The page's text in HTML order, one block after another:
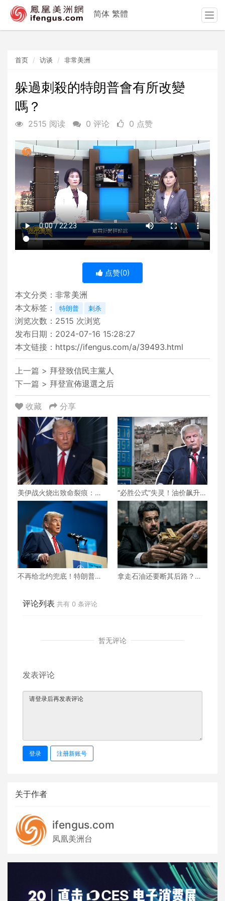
首页 访谈 非常美洲
躲過刺殺的特朗普會有所改變
嗎？
2515 阅读 0 评论 0 点赞
点赞(0)
本文分类： 非常美洲
本文标签：
特朗普 刺杀
浏览次数： 2515 次浏览
发布日期：2024-07-16 15:28:27
本文链接： https://ifengus.com/a/39493.html
上一篇 > 拜登致信民主黨人
下一篇 > 拜登宣佈退選之后
收藏 分享
美伊战火烧出致命裂痕：吕
特低调求和却碰壁，北约正
走向事实性崩塌？
“必胜公式”失灵！油价飙升、
民怨沸腾，美伊之战特朗普
将如何收场？
不再给北约兜底！特朗普对
拿走石油还要断其后路？美
评论列表 共有 0 条评论
暂无评论
发表评论
登录 注册新账号
关于作者
ifengus.com
凤凰美洲台
简体 繁體
T
o
a
t
n